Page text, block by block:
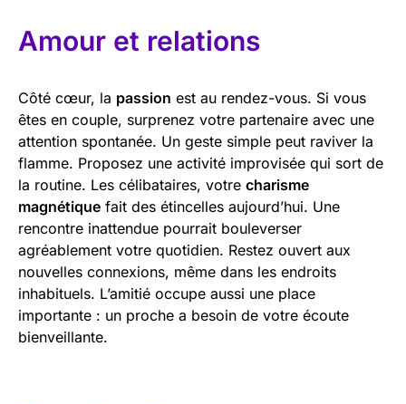
Amour et relations
Côté cœur, la passion est au rendez-vous. Si vous
êtes en couple, surprenez votre partenaire avec une
attention spontanée. Un geste simple peut raviver la
flamme. Proposez une activité improvisée qui sort de
la routine. Les célibataires, votre charisme
magnétique fait des étincelles aujourd’hui. Une
rencontre inattendue pourrait bouleverser
agréablement votre quotidien. Restez ouvert aux
nouvelles connexions, même dans les endroits
inhabituels. L’amitié occupe aussi une place
importante : un proche a besoin de votre écoute
bienveillante.